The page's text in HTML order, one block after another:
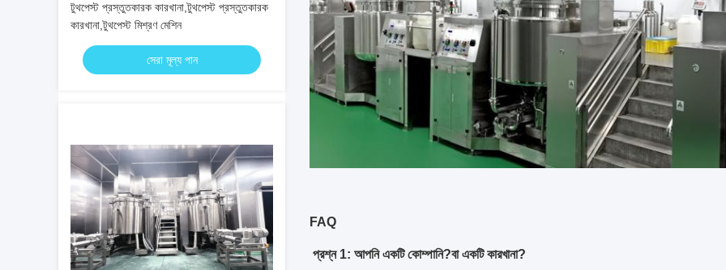
টুথপেস্ট প্রস্তুতকারক কারখানা,টুথপেস্ট প্রস্তুতকারক
কারখানা,টুথপেস্ট মিশ্রণ মেশিন
সেরা মূল্য পান
FAQ
প্রশ্ন 1: আপনি একটি কোম্পানি?বা একটি কারখানা?